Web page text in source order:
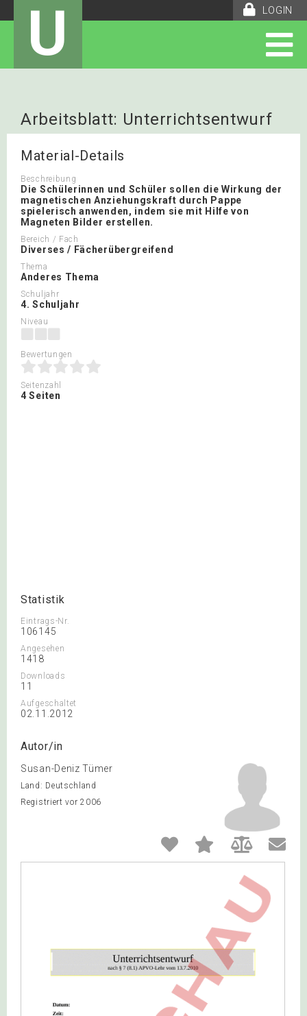
LOGIN
U
Arbeitsblatt: Unterrichtsentwurf
Magnetismus, Klasse 4
Förderschule
Material-Details
Beschreibung
Die Schülerinnen und Schüler sollen die Wirkung der
magnetischen Anziehungskraft durch Pappe
spielerisch anwenden, indem sie mit Hilfe von
Magneten Bilder erstellen.
Bereich / Fach
Diverses / Fächerübergreifend
Thema
Anderes Thema
Schuljahr
4. Schuljahr
Niveau
Bewertungen
Seitenzahl
4 Seiten
Statistik
Eintrags-Nr.
106145
Angesehen
1418
Downloads
11
Aufgeschaltet
02.11.2012
Autor/in
Susan-Deniz Tümer
Land: Deutschland
Registriert vor 2006